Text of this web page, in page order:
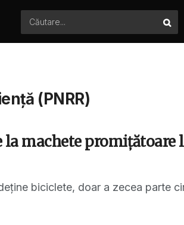
(PNRR)
la machete
biciclete, doar a zecea parte